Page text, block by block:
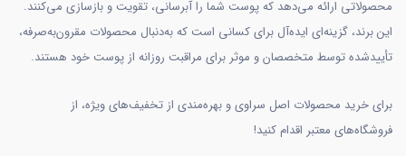
محصولاتی ارائه می‌دهد که پوست شما را آبرسانی، تقویت و بازسازی می‌کنند.
این برند، گزینه‌ای ایده‌آل برای کسانی است که به‌دنبال محصولات مقرون‌به‌صرفه،
تأییدشده توسط متخصصان و موثر برای مراقبت روزانه از پوست خود هستند.
برای خرید محصولات اصل سراوی و بهره‌مندی از تخفیف‌های ویژه، از
فروشگاه‌های معتبر اقدام کنید!